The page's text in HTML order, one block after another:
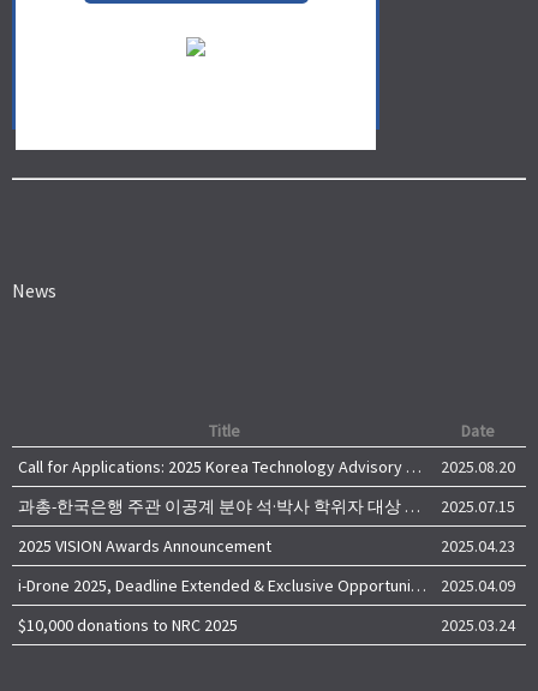
News
Title
Date
Call for Applications: 2025 Korea Technology Advisory Group (K-TAG)
2025.08.20
과총-한국은행 주관 이공계 분야 석·박사 학위자 대상 서베이
2025.07.15
2025 VISION Awards Announcement
2025.04.23
i-Drone 2025, Deadline Extended & Exclusive Opportunity to Travel to Korea!
2025.04.09
$10,000 donations to NRC 2025
2025.03.24